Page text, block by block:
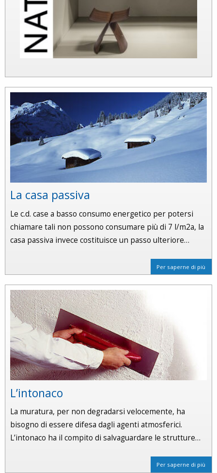
La casa passiva
Le c.d. case a basso consumo energetico per potersi
chiamare tali non possono consumare più di 7 l/m2a, la
casa passiva invece costituisce un passo ulteriore…
Per saperne di più
L’intonaco
La muratura, per non degradarsi velocemente, ha
bisogno di essere difesa dagli agenti atmosferici.
L’intonaco ha il compito di salvaguardare le strutture…
Per saperne di più